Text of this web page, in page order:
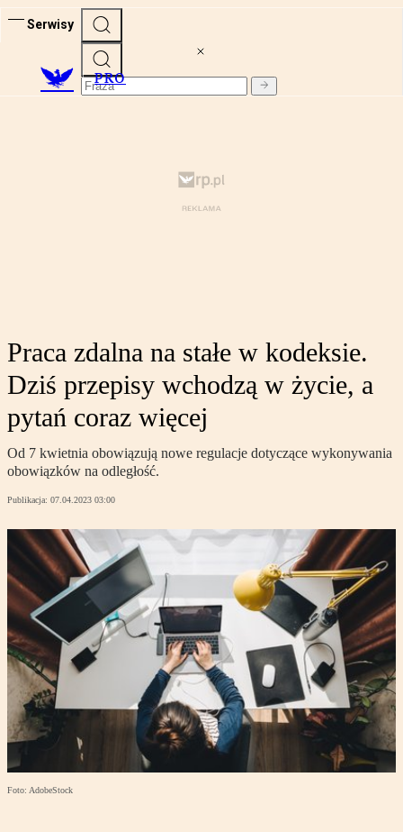
Serwisy
PRO
Praca zdalna na stałe w kodeksie.
Dziś przepisy wchodzą w życie, a
pytań coraz więcej
Od 7 kwietnia obowiązują nowe regulacje dotyczące wykonywania
obowiązków na odległość.
Publikacja: 07.04.2023 03:00
Foto: AdobeStock